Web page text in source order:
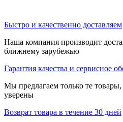
Быстро и качественно доставляем
Наша компания производит
ближнему зарубежью
Гарантия качества и сервисное
Мы предлагаем только те
уверены
Возврат товара в течение 30 дней